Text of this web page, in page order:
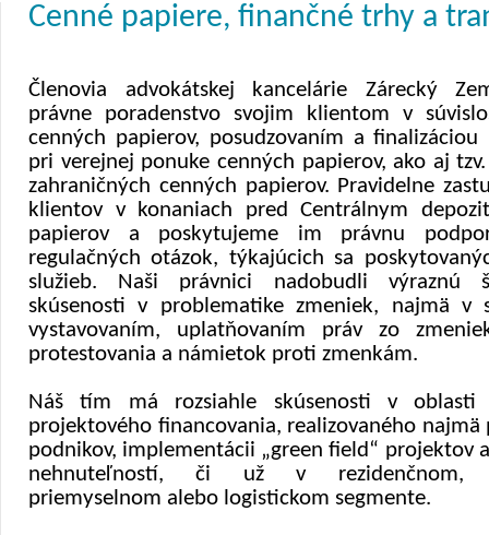
Cenné papiere, finančné trhy a
Členovia advokátskej kancelárie Zárecký
právne poradenstvo svojim klientom v
cenných papierov, posudzovaním a
pri verejnej ponuke cenných papierov, ako aj
zahraničných cenných papierov. Pravidelne
klientov v konaniach pred Centrálnym
papierov a poskytujeme im právnu
regulačných otázok, týkajúcich sa
služieb. Naši právnici nadobudli výraznú
skúsenosti v problematike zmeniek, najmä v
vystavovaním, uplatňovaním práv zo
protestovania a námietok proti zmenkám.
Náš tím má rozsiahle skúsenosti v oblasti
projektového financovania, realizovaného
podnikov, implementácii „green field“ projektov
nehnuteľností, či už v rezidenčnom,
priemyselnom alebo logistickom segmente.